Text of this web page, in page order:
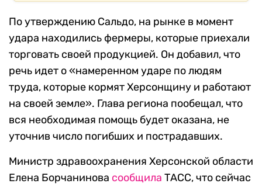
По утверждению Сальдо, на рынке в момент
удара находились фермеры, которые приехали
торговать своей продукцией. Он добавил, что
речь идет о «намеренном ударе по людям
труда, которые кормят Херсонщину и работают
на своей земле». Глава региона пообещал, что
вся необходимая помощь будет оказана, не
уточнив число погибших и пострадавших.
Министр здравоохранения Херсонской области
Елена Борчанинова сообщила ТАСС, что сейчас